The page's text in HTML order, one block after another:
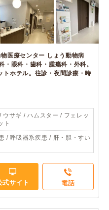
医療センター しょう動物病
・眼科・歯科・腫瘍科・外科。
トホテル。往診・夜間診療・時
ウサギ / ハムスター / フェレッ
ト
/ 呼吸器系疾患 / 肝・胆・すい
式サイト 電話